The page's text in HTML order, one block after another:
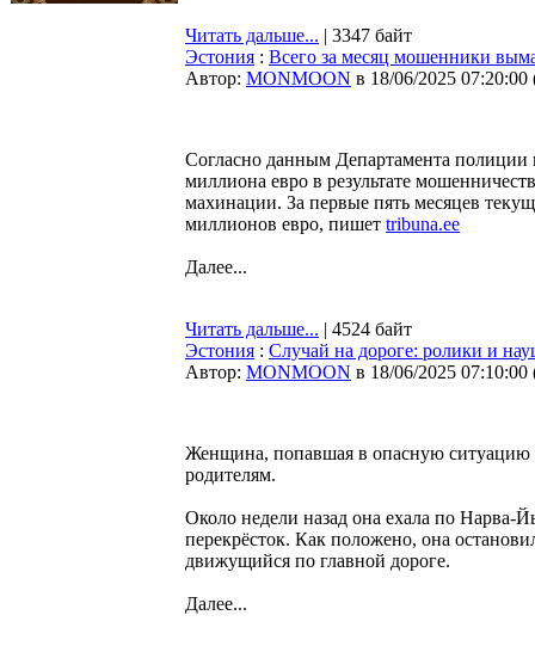
Читать дальше... | 3347 байт
Эстония : Всего за месяц мошенники
Автор: MONMOON в 18/06/2025 07:20:00
Согласно данным Департамента полиции
миллиона евро в результате
махинации. За первые пять месяцев
миллионов евро, пишет tribuna.ee
Далее...
Читать дальше... | 4524 байт
Эстония : Случай на дороге: ролики и
Автор: MONMOON в 18/06/2025 07:10:00
Женщина, попавшая в опасную ситуацию
родителям.
Около недели назад она ехала по Нарва-
перекрёсток. Как положено, она
движущийся по главной дороге.
Далее...